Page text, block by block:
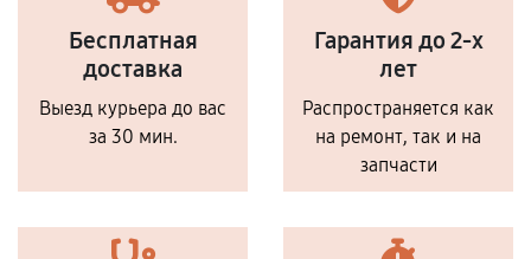
Бесплатная
доставка
Выезд курьера до вас
за 30 мин.
Гарантия до 2-х
лет
Распространяется как
на ремонт, так и на
запчасти